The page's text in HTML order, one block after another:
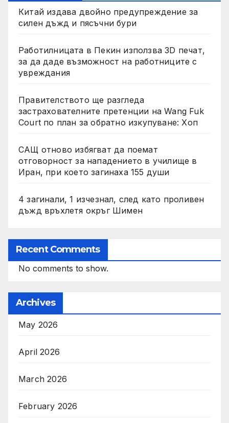
Китай издава двойно предупреждение за
силен дъжд и пясъчни бури
Работилницата в Пекин използва 3D печат,
за да даде възможност на работниците с
увреждания
Правителството ще разгледа
застрахователните претенции на Wang Fuk
Court по план за обратно изкупуване: Хоп
САЩ отново избягват да поемат
отговорност за нападението в училище в
Иран, при което загинаха 155 души
4 загинали, 1 изчезнал, след като проливен
дъжд връхлетя окръг Шимен
Recent Comments
No comments to show.
Archives
May 2026
April 2026
March 2026
February 2026